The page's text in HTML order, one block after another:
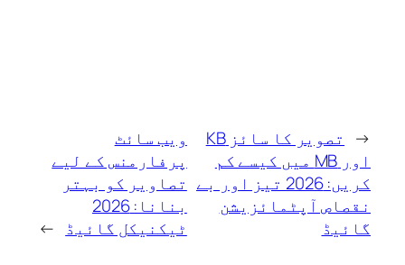
تصویر کا سائز KB
اور MB میں کیسے کم
کریں: 2026 تیز اور بے
آپٹمائزیشن
ویب سائٹ
پرفارمنس کے لیے
تصاویر کو بہتر
بنانا: 2026
ٹیکنیکل گائیڈ →